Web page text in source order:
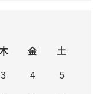
金 土
3 4 5